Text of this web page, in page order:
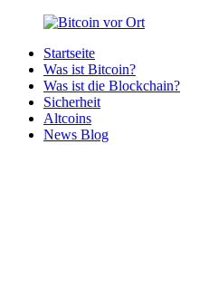
Zurück
Inhalt
Bitcoin
Bitcoins
deiner
Region
Startseite
Was ist Bitcoin?
Was ist die Blockchain?
Sicherheit
Altcoins
News Blog